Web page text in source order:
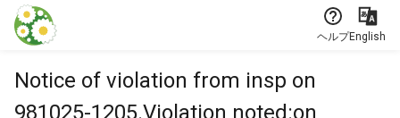
本文に飛ぶ
ヘルプEnglish
Notice of violation from insp on
981025-1205.Violation noted:on